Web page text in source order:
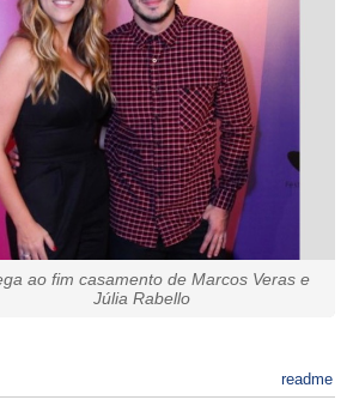
ao fim casamento de Marcos Veras e
Júlia Rabello
readme